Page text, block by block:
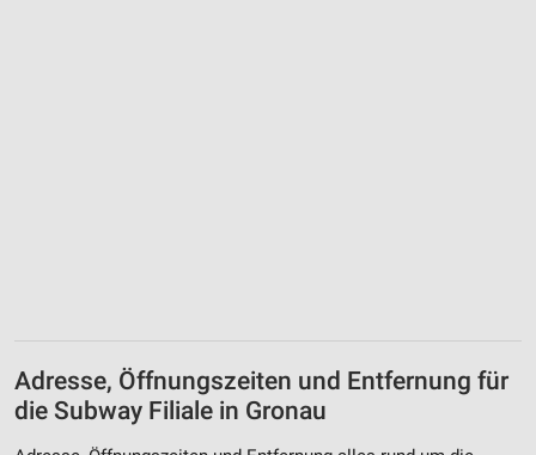
Adresse, Öffnungszeiten und Entfernung für
die Subway Filiale in Gronau